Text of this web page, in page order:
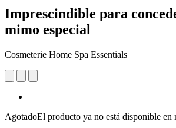
Imprescindible para
mimo especial
Cosmeterie Home Spa Essentials
AgotadoEl producto ya no está disponible en